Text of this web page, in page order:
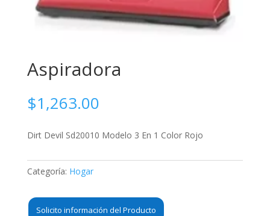
Aspiradora
$1,263.00
Dirt Devil Sd20010 Modelo 3 En 1 Color Rojo
Categoría: Hogar
Solicito información del Producto